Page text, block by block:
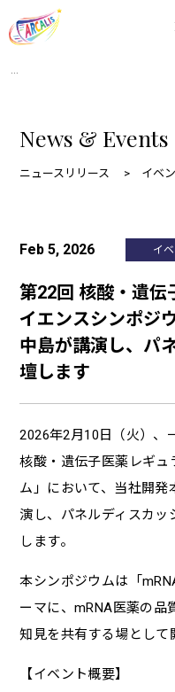
for:
News & Events
ニュースリリース イベ
Feb 5, 2026 イ
第22回 核酸・遺伝
イエンスシンポジ
中島が講演し、パ
壇します
2026年2月10日（火）、
核酸・遺伝子医薬レギュ
ム」において、当社開発
演し、パネルディスカッ
します。
本シンポジウムは「
ーマに、mRNA医薬の品
知見を共有する場として
【イベント概要】